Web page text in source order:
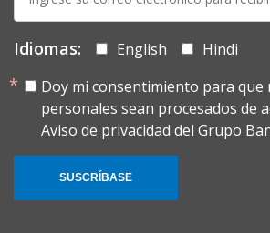
mail:
Idiomas: English
Hindi
Doy mi consentimiento para que
personales sean procesados de
Aviso de privacidad del Grupo
SUSCRÍBASE